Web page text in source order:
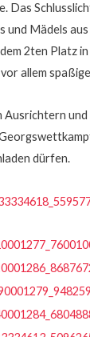
Das
und Mädels
2ten Platz
allem
Ausrichtern
dürfen.